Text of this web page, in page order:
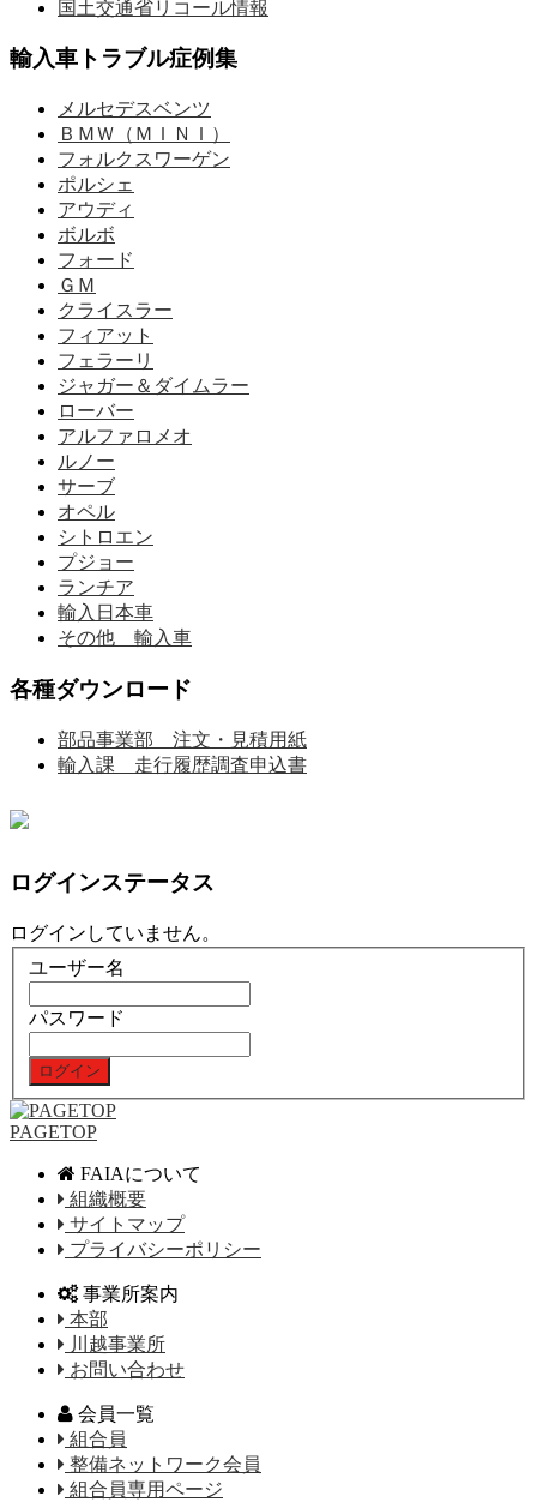
国土交通省リコール情報
輸入車トラブル症例集
メルセデスベンツ
ＢＭＷ（ＭＩＮＩ）
フォルクスワーゲン
ポルシェ
アウディ
ボルボ
フォード
ＧＭ
クライスラー
フィアット
フェラーリ
ジャガー＆ダイムラー
ローバー
アルファロメオ
ルノー
サーブ
オペル
シトロエン
プジョー
ランチア
輸入日本車
その他 輸入車
各種ダウンロード
部品事業部 注文・見積用紙
輸入課 走行履歴調査申込書
ログインステータス
ログインしていません。
ユーザー名
パスワード
PAGETOP
FAIAについて
組織概要
サイトマップ
プライバシーポリシー
事業所案内
本部
川越事業所
お問い合わせ
会員一覧
組合員
整備ネットワーク会員
組合員専用ページ